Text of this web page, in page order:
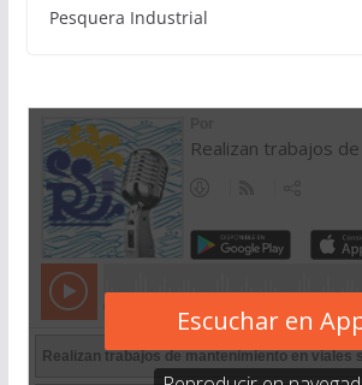
Pesquera Industrial